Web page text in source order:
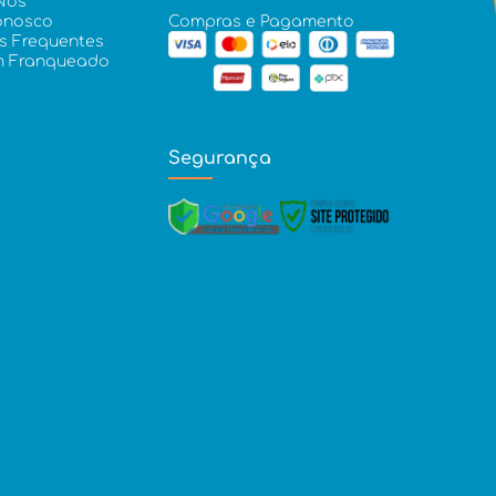
Frequentes
Franqueado
Compras e Pagamento
Segurança